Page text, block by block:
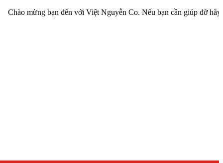
mừng bạn đến với Việt Nguyễn Co. Nếu bạn cần giúp đỡ hãy liên